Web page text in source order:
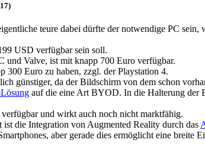
teure dabei dürfte der notwendige PC
USD verfügbar sein soll.
und Valve, ist mit knapp 700 Euro verfügbar.
300 Euro zu haben, zzgl. der Playstation 4.
günstiger, da der Bildschirm von dem schon
auf die eine Art BYOD. In die Halterung der
und wirkt auch noch nicht marktfähig.
die Integration von Augmented Reality durch das
aber gerade dies ermöglicht eine